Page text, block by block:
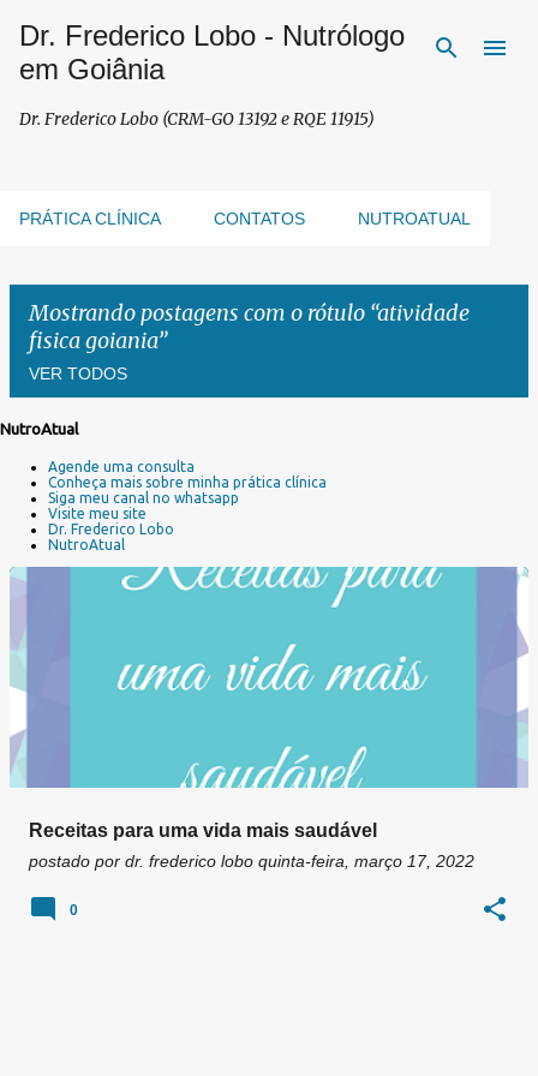
Pular para o conteúdo principal
Dr. Frederico Lobo - Nutrólogo
em Goiânia
Dr. Frederico Lobo (CRM-GO 13192 e RQE 11915)
PRÁTICA CLÍNICA CONTATOS NUTROATUAL
Mostrando postagens com o rótulo atividade
fisica goiania
VER TODOS
g
NutroAtual
Agende uma consulta
Conheça mais sobre minha prática clínica
Siga meu canal no whatsapp
Visite meu site
Dr. Frederico Lobo
NutroAtual
Receitas para uma vida mais saudável
postado por dr. frederico lobo quinta-feira, março 17, 2022
0